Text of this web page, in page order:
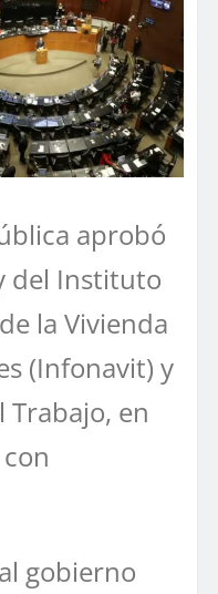
aprobó
del Instituto
la Vivienda
(Infonavit) y
Trabajo, en
gobierno